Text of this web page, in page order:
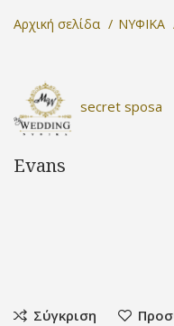
Αρχική σελίδα ΝΥΦΙΚΑ
secret sposa
Evans
Σύγκριση